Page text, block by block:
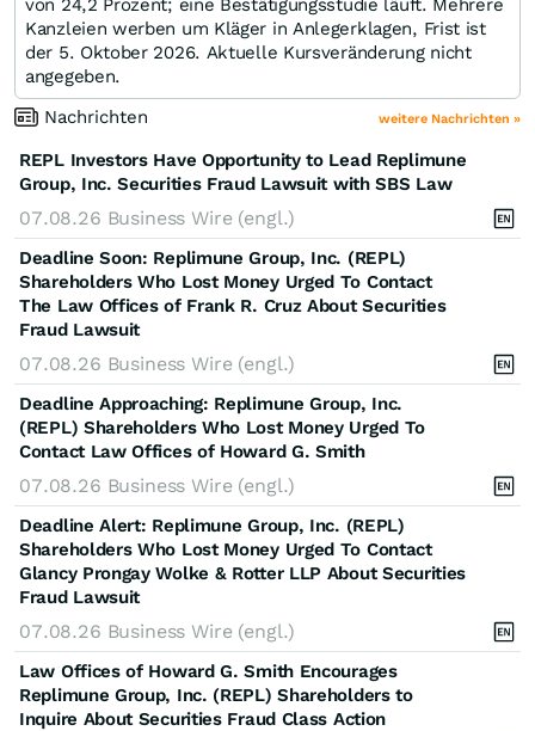
von 24,2 Prozent; eine Bestätigungsstudie läuft. Mehrere
Kanzleien werben um Kläger in Anlegerklagen, Frist ist
der 5. Oktober 2026. Aktuelle Kursveränderung nicht
angegeben.
Nachrichten
weitere Nachrichten »
REPL Investors Have Opportunity to Lead Replimune
Group, Inc. Securities Fraud Lawsuit with SBS Law
07.08.26 Business Wire (engl.)
Deadline Soon: Replimune Group, Inc. (REPL)
Shareholders Who Lost Money Urged To Contact
The Law Offices of Frank R. Cruz About Securities
Fraud Lawsuit
07.08.26 Business Wire (engl.)
Deadline Approaching: Replimune Group, Inc.
(REPL) Shareholders Who Lost Money Urged To
Contact Law Offices of Howard G. Smith
07.08.26 Business Wire (engl.)
Deadline Alert: Replimune Group, Inc. (REPL)
Shareholders Who Lost Money Urged To Contact
Glancy Prongay Wolke & Rotter LLP About Securities
Fraud Lawsuit
07.08.26 Business Wire (engl.)
Law Offices of Howard G. Smith Encourages
Replimune Group, Inc. (REPL) Shareholders to
Inquire About Securities Fraud Class Action